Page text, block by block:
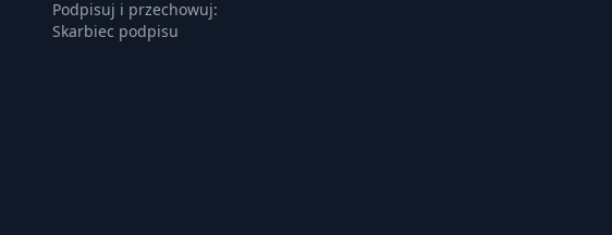
Podpisuj i przechowuj:
Skarbiec podpisu